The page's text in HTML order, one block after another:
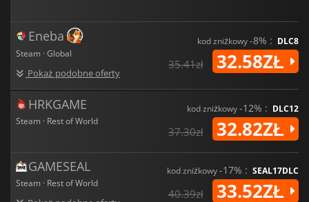
Eneba
Steam · Global
Pokaż podobne oferty
kod zniżkowy-8% : DLC8
35.41zł 32.58ZŁ
HRKGAME
Steam · Rest of World
kod zniżkowy-12% : DLC12
37.30zł 32.82ZŁ
GAMESEAL
Steam · Rest of World
kod zniżkowy-17% : SEAL17DLC
40.39zł 33.52ZŁ